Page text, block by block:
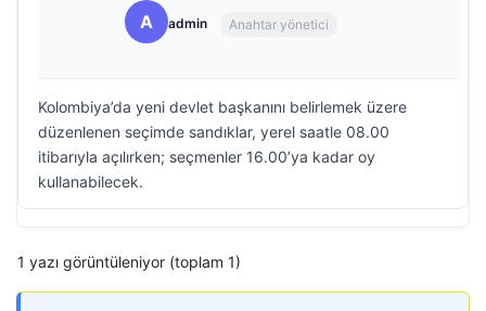
A admin Anahtar yönetici
Kolombiya’da yeni devlet başkanını belirlemek üzere
düzenlenen seçimde sandıklar, yerel saatle 08.00
itibarıyla açılırken; seçmenler 16.00’ya kadar oy
kullanabilecek.
1 yazı görüntüleniyor (toplam 1)